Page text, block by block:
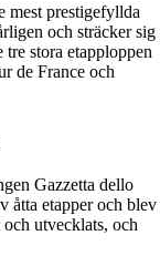
mest prestigefyllda
och sträcker sig
stora etapploppen
de France och
Gazzetta dello
åtta etapper och blev
utvecklats, och